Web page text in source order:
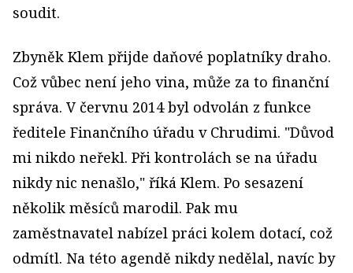
soudit.
Zbyněk Klem přijde daňové poplatníky draho.
Což vůbec není jeho vina, může za to finanční
správa. V červnu 2014 byl odvolán z funkce
ředitele Finančního úřadu v Chrudimi. "Důvod
mi nikdo neřekl. Při kontrolách se na úřadu
nikdy nic nenašlo," říká Klem. Po sesazení
několik měsíců marodil. Pak mu
zaměstnavatel nabízel práci kolem dotací, což
odmítl. Na této agendě nikdy nedělal, navíc by